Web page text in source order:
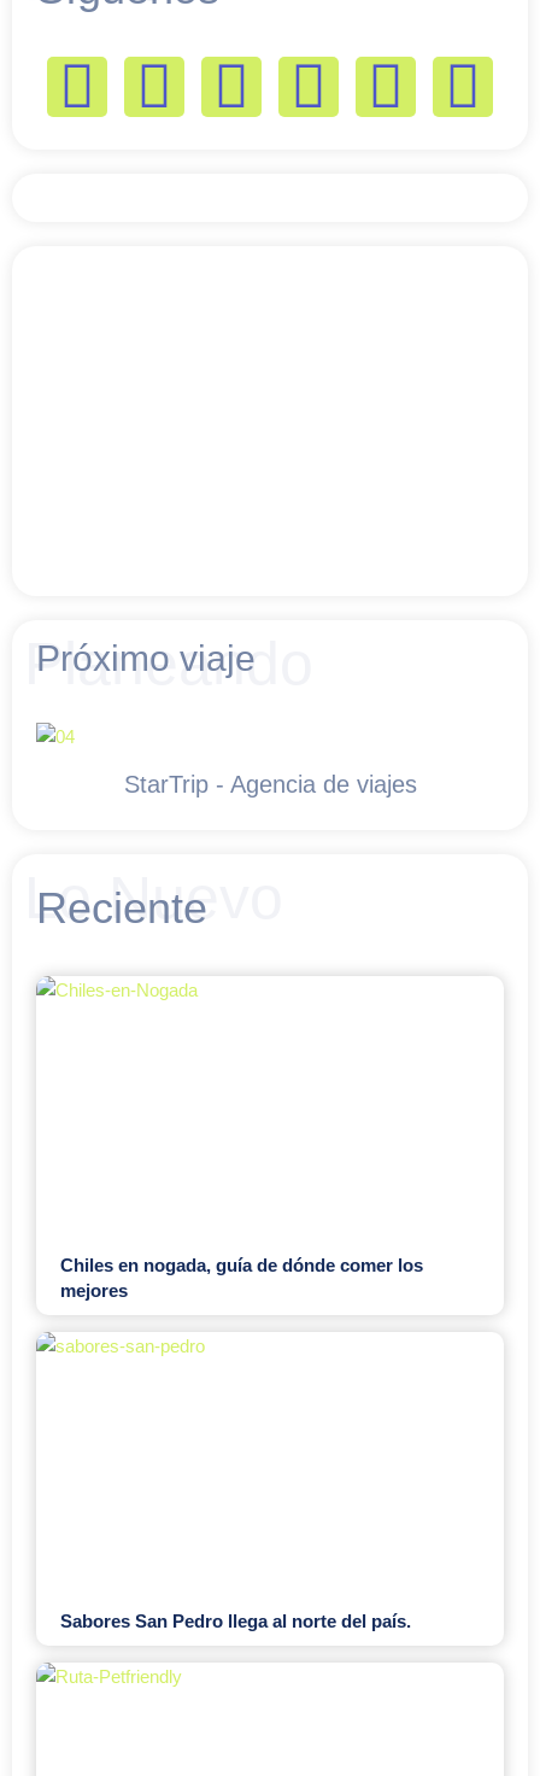
Planeando
Próximo viaje
StarTrip - Agencia de viajes
Lo Nuevo
Reciente
Chiles en nogada, guía de dónde comer los
mejores
Sabores San Pedro llega al norte del país.